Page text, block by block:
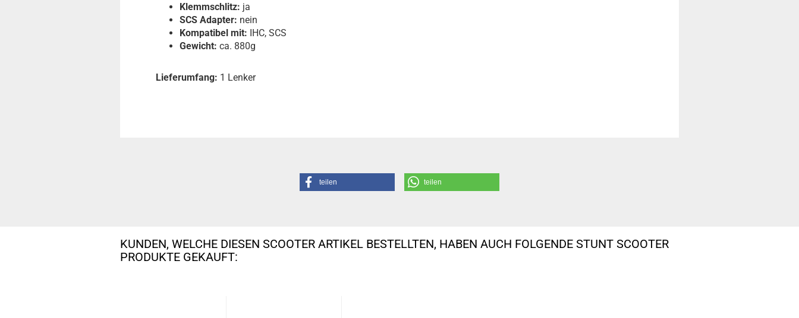
Klemmschlitz: ja
SCS Adapter: nein
Kompatibel mit: IHC, SCS
Gewicht: ca. 880g
Lieferumfang: 1 Lenker
teilen teilen
KUNDEN, WELCHE DIESEN SCOOTER ARTIKEL BESTELLTEN, HABEN AUCH FOLGENDE STUNT SCOOTER
PRODUKTE GEKAUFT: